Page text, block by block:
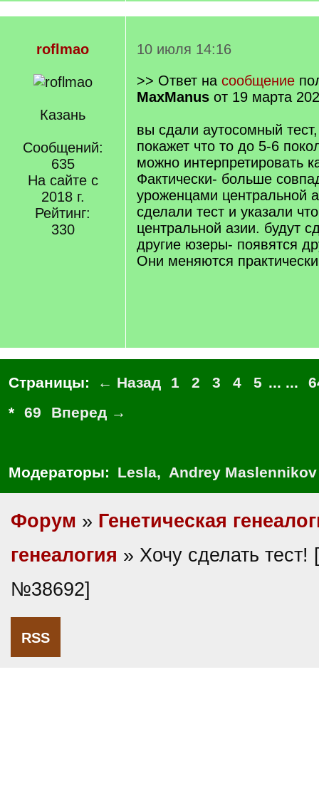
roflmao
Казань
Сообщений:
635
На сайте с
2018 г.
Рейтинг:
330
10 июля 14:16
>> Ответ на сообщение
MaxManus от 19 марта
вы сдали аутосомный
покажет что то до 5-6
можно интерпретировать
Фактически- больше
уроженцами центральной
сделали тест и указали
центральной азии. будут
другие юзеры- появятся
Они меняются
Страницы: ← Назад 1 2 3 4 5 ... ...
*
69 Вперед →
Модераторы: Lesla, Andrey Maslennikov
Форум » Генетическая
генеалогия » Хочу сделать тест!
№38692]
RSS